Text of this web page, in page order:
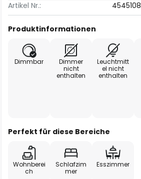
Artikel Nr.:
4545108
Produktinformationen
Dimmbar
Dimmer
nicht
enthalten
Leuchtmitt
el nicht
enthalten
Perfekt für diese Bereiche
Wohnberei
ch
Schlafzim
mer
Esszimmer